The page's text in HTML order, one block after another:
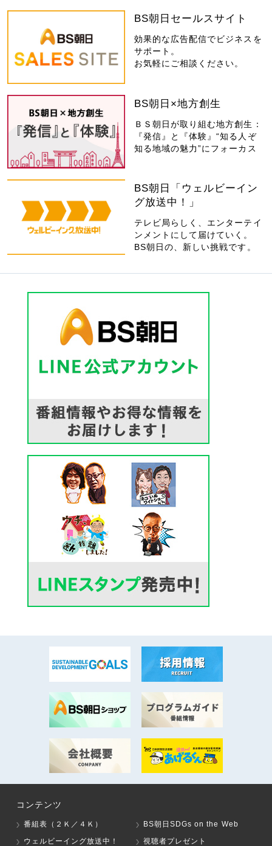
BS朝日セールスサイト
効果的な広告配信でビジネスを
サポート。
お気軽にご相談ください。
BS朝日×地方創生
ＢＳ朝日が取り組む地方創生：
『発信』と『体験』“知る人ぞ
知る地域の魅力”にフォーカス
BS朝日「ウェルビーイン
グ放送中！」
テレビ局らしく、エンターテイ
ンメントにして届けていく。
BS朝日の、新しい挑戦です。
コンテンツ
番組表（２Ｋ／４Ｋ）
BS朝日SDGs on the Web
ウェルビーイング放送中！
視聴者プレゼント